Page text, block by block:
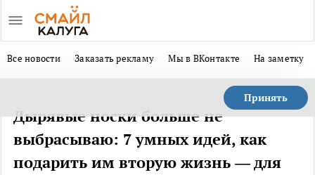
Все новости Заказать рекламу Мы в ВКонтакте На заметку
Принять
Дырявые носки больше не
выбрасываю: 7 умных идей, как
подарить им вторую жизнь — для